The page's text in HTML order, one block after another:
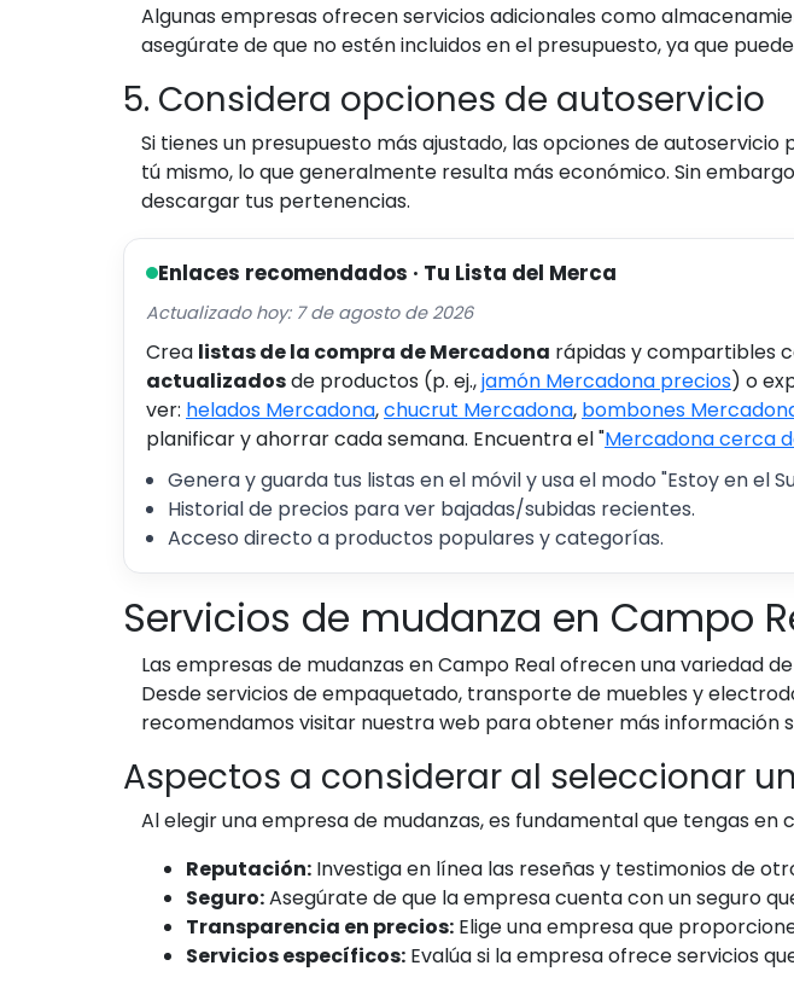
Algunas empresas ofrecen servicios adicionales como
asegúrate de que no estén incluidos en el presupuesto, ya que
5. Considera opciones de autoservicio
Si tienes un presupuesto más ajustado, las opciones de
tú mismo, lo que generalmente resulta más económico. Sin
descargar tus pertenencias.
Enlaces recomendados · Tu Lista del Merca
Actualizado hoy: 7 de agosto de 2026
Crea listas de la compra de Mercadona rápidas y compartibles
actualizadosde productos (p. ej.,jamón Mercadona precios) o
ver: helados Mercadona,chucrut Mercadona, bombones
planificar y ahorrar cada semana. Encuentra el "Mercadona cerca
Genera y guarda tus listas en el móvil y usa el modo "Estoy en el
Historial de precios para ver bajadas/subidas recientes.
Acceso directo a productos populares y categorías.
Servicios de mudanza en Campo
Las empresas de mudanzas en Campo Real ofrecen una variedad
Desde servicios de empaquetado, transporte de muebles y
recomendamos visitar nuestra web para obtener más información
Aspectos a considerar al seleccionar
Al elegir una empresa de mudanzas, es fundamental que tengas en
Reputación: Investiga en línea las reseñas y testimonios de
Seguro:Asegúrate de que la empresa cuenta con un seguro
Transparencia en precios: Elige una empresa que
Servicios específicos: Evalúa si la empresa ofrece servicios